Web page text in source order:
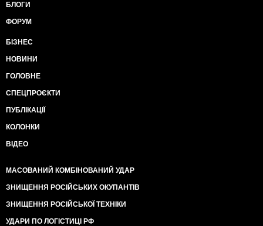
БЛОГИ
ФОРУМ
БІЗНЕС
НОВИНИ
ГОЛОВНЕ
СПЕЦПРОЄКТИ
ПУБЛІКАЦІЇ
КОЛОНКИ
ВІДЕО
МАСОВАНИЙ КОМБІНОВАНИЙ УДАР
ЗНИЩЕННЯ РОСІЙСЬКИХ ОКУПАНТІВ
ЗНИЩЕННЯ РОСІЙСЬКОЇ ТЕХНІКИ
УДАРИ ПО ЛОГІСТИЦІ РФ